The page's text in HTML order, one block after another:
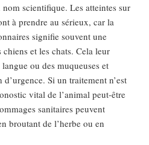
nom scientifique. Les atteintes sur
à prendre au sérieux, car la
signifie souvent une
et les chats. Cela leur
ou des muqueuses et
Si un traitement n’est
vital de l’animal peut-être
sanitaires peuvent
broutant de l’herbe ou en